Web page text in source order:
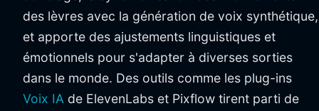
des lèvres avec la génération de voix synthétique,
et apporte des ajustements linguistiques et
émotionnels pour s'adapter à diverses sorties
dans le monde. Des outils comme les plug-ins
Voix IA de ElevenLabs et Pixflow tirent parti de